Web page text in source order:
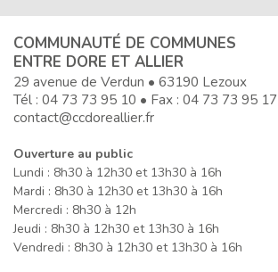
COMMUNAUTÉ DE COMMUNES
ENTRE DORE ET ALLIER
29 avenue de Verdun • 63190 Lezoux
Tél : 04 73 73 95 10 • Fax : 04 73 73 95 17
contact@ccdoreallier.fr
Ouverture au public
Lundi : 8h30 à 12h30 et 13h30 à 16h
Mardi : 8h30 à 12h30 et 13h30 à 16h
Mercredi : 8h30 à 12h
Jeudi : 8h30 à 12h30 et 13h30 à 16h
Vendredi : 8h30 à 12h30 et 13h30 à 16h